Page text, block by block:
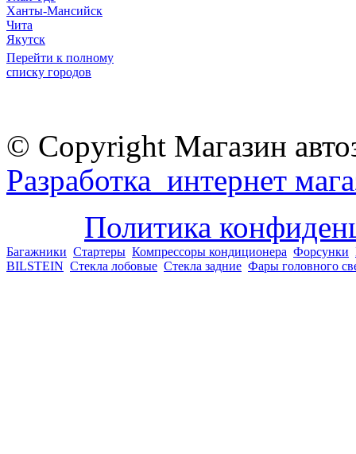
Ханты-Мансийск
Чита
Якутск
Перейти к полному
списку городов
© Copyright Магазин
Разработка интернет
Политика
Багажники Стартеры Компрессоры кондиционера Форсунки
BILSTEIN Стекла лобовые Стекла задние Фары головного